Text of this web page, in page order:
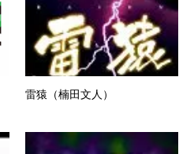
雷猿（楠田文人）